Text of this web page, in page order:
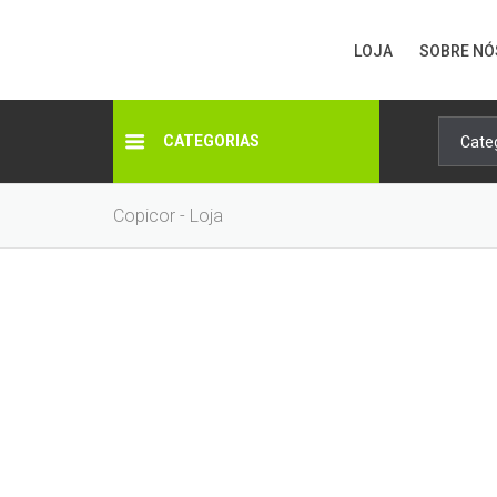
LOJA SOBRE
CATEGORIAS
Copicor - Loja